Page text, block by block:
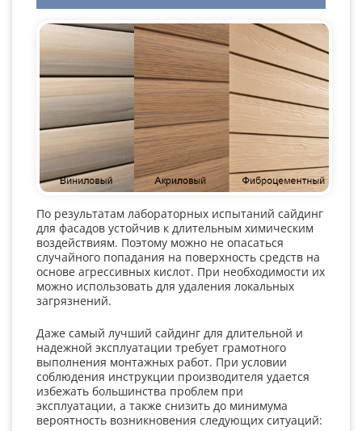
По результатам лабораторных испытаний сайдинг
для фасадов устойчив к длительным химическим
воздействиям. Поэтому можно не опасаться
случайного попадания на поверхность средств на
основе агрессивных кислот. При необходимости их
можно использовать для удаления локальных
загрязнений.
Даже самый лучший сайдинг для длительной и
надежной эксплуатации требует грамотного
выполнения монтажных работ. При условии
соблюдения инструкции производителя удается
избежать большинства проблем при
эксплуатации, а также снизить до минимума
вероятность возникновения следующих ситуаций: